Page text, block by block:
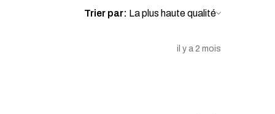
Trier par:
il y a 2 mois